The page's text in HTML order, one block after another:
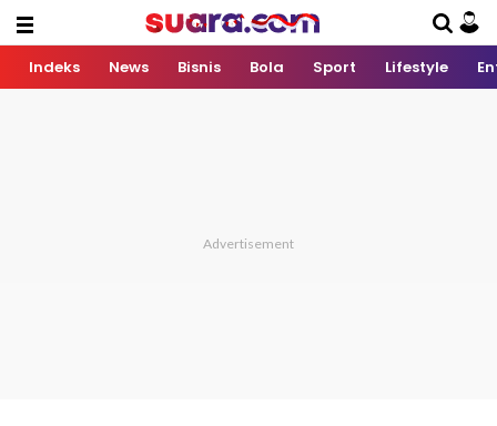
Indeks News Bisnis Bola Sport Lifestyle